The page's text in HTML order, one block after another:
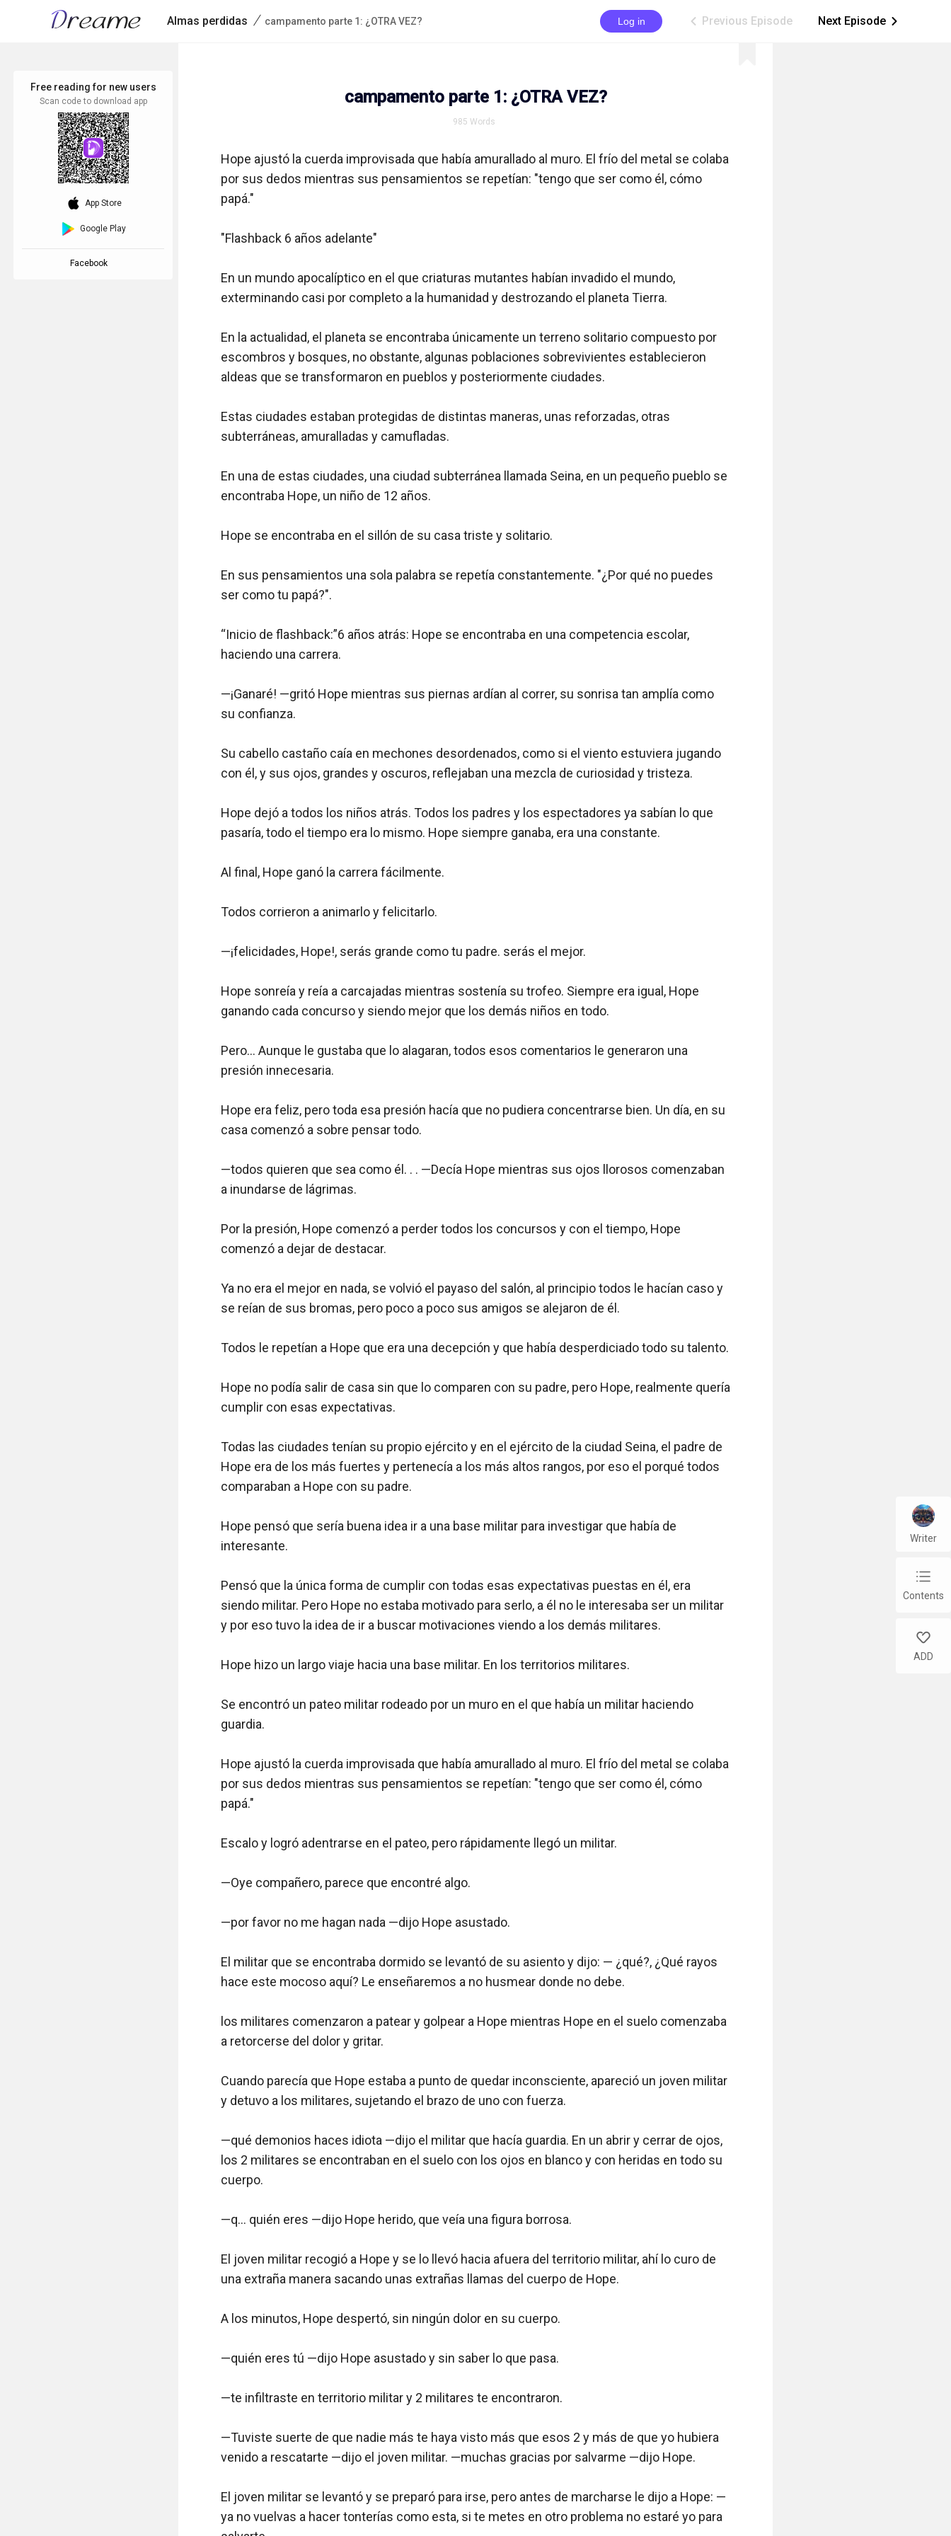
Almas perdidas / campamento parte 1: ¿OTRA VEZ? Log in ic_arrow_left Previous Episode Next Episode ic_arrow_right
campamento parte 1: ¿OTRA VEZ?
985 Words
Hope ajustó la cuerda improvisada que había amurallado al muro. El frío del metal se colaba
por sus dedos mientras sus pensamientos se repetían: "tengo que ser como él, cómo
papá."
"Flashback 6 años adelante"
En un mundo apocalíptico en el que criaturas mutantes habían invadido el mundo,
exterminando casi por completo a la humanidad y destrozando el planeta Tierra.
En la actualidad, el planeta se encontraba únicamente un terreno solitario compuesto por
escombros y bosques, no obstante, algunas poblaciones sobrevivientes establecieron
aldeas que se transformaron en pueblos y posteriormente ciudades.
Estas ciudades estaban protegidas de distintas maneras, unas reforzadas, otras
subterráneas, amuralladas y camufladas.
En una de estas ciudades, una ciudad subterránea llamada Seina, en un pequeño pueblo se
encontraba Hope, un niño de 12 años.
Hope se encontraba en el sillón de su casa triste y solitario.
En sus pensamientos una sola palabra se repetía constantemente. "¿Por qué no puedes
ser como tu papá?".
“Inicio de flashback:”6 años atrás: Hope se encontraba en una competencia escolar,
haciendo una carrera.
—¡Ganaré! —gritó Hope mientras sus piernas ardían al correr, su sonrisa tan amplía como
su confianza.
Su cabello castaño caía en mechones desordenados, como si el viento estuviera jugando
con él, y sus ojos, grandes y oscuros, reflejaban una mezcla de curiosidad y tristeza.
Hope dejó a todos los niños atrás. Todos los padres y los espectadores ya sabían lo que
pasaría, todo el tiempo era lo mismo. Hope siempre ganaba, era una constante.
Al final, Hope ganó la carrera fácilmente.
Todos corrieron a animarlo y felicitarlo.
—¡felicidades, Hope!, serás grande como tu padre. serás el mejor.
Hope sonreía y reía a carcajadas mientras sostenía su trofeo. Siempre era igual, Hope
ganando cada concurso y siendo mejor que los demás niños en todo.
Pero… Aunque le gustaba que lo alagaran, todos esos comentarios le generaron una
presión innecesaria.
Hope era feliz, pero toda esa presión hacía que no pudiera concentrarse bien. Un día, en su
casa comenzó a sobre pensar todo.
—todos quieren que sea como él. . . —Decía Hope mientras sus ojos llorosos comenzaban
a inundarse de lágrimas.
Por la presión, Hope comenzó a perder todos los concursos y con el tiempo, Hope
comenzó a dejar de destacar.
Ya no era el mejor en nada, se volvió el payaso del salón, al principio todos le hacían caso y
se reían de sus bromas, pero poco a poco sus amigos se alejaron de él.
Todos le repetían a Hope que era una decepción y que había desperdiciado todo su talento.
Hope no podía salir de casa sin que lo comparen con su padre, pero Hope, realmente quería
cumplir con esas expectativas.
Todas las ciudades tenían su propio ejército y en el ejército de la ciudad Seina, el padre de
Hope era de los más fuertes y pertenecía a los más altos rangos, por eso el porqué todos
comparaban a Hope con su padre.
Hope pensó que sería buena idea ir a una base militar para investigar que había de
interesante.
Pensó que la única forma de cumplir con todas esas expectativas puestas en él, era
siendo militar. Pero Hope no estaba motivado para serlo, a él no le interesaba ser un militar
y por eso tuvo la idea de ir a buscar motivaciones viendo a los demás militares.
Hope hizo un largo viaje hacia una base militar. En los territorios militares.
Se encontró un pateo militar rodeado por un muro en el que había un militar haciendo
guardia.
Hope ajustó la cuerda improvisada que había amurallado al muro. El frío del metal se colaba
por sus dedos mientras sus pensamientos se repetían: "tengo que ser como él, cómo
papá."
Escalo y logró adentrarse en el pateo, pero rápidamente llegó un militar.
—Oye compañero, parece que encontré algo.
—por favor no me hagan nada —dijo Hope asustado.
El militar que se encontraba dormido se levantó de su asiento y dijo: — ¿qué?, ¿Qué rayos
hace este mocoso aquí? Le enseñaremos a no husmear donde no debe.
los militares comenzaron a patear y golpear a Hope mientras Hope en el suelo comenzaba
a retorcerse del dolor y gritar.
Cuando parecía que Hope estaba a punto de quedar inconsciente, apareció un joven militar
y detuvo a los militares, sujetando el brazo de uno con fuerza.
—qué demonios haces idiota —dijo el militar que hacía guardia. En un abrir y cerrar de ojos,
los 2 militares se encontraban en el suelo con los ojos en blanco y con heridas en todo su
cuerpo.
—q… quién eres —dijo Hope herido, que veía una figura borrosa.
El joven militar recogió a Hope y se lo llevó hacia afuera del territorio militar, ahí lo curo de
una extraña manera sacando unas extrañas llamas del cuerpo de Hope.
A los minutos, Hope despertó, sin ningún dolor en su cuerpo.
—quién eres tú —dijo Hope asustado y sin saber lo que pasa.
—te infiltraste en territorio militar y 2 militares te encontraron.
—Tuviste suerte de que nadie más te haya visto más que esos 2 y más de que yo hubiera
venido a rescatarte —dijo el joven militar. —muchas gracias por salvarme —dijo Hope.
El joven militar se levantó y se preparó para irse, pero antes de marcharse le dijo a Hope: —
ya no vuelvas a hacer tonterías como esta, si te metes en otro problema no estaré yo para
Free reading for new users
Scan code to download app
download_ios App Store
Google Play
Facebook
Writer
chap_list
Contents
like
ADD